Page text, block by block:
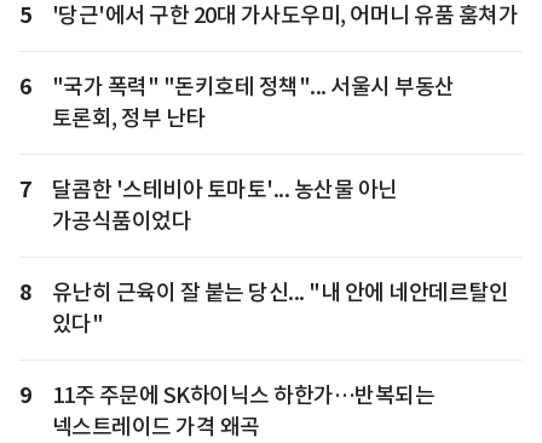
5 '당근'에서 구한 20대 가사도우미, 어머니 유품 훔쳐가
6
"국가 폭력" "돈키호테 정책"... 서울시 부동산
토론회, 정부 난타
7
달콤한 '스테비아 토마토'... 농산물 아닌
가공식품이었다
8
유난히 근육이 잘 붙는 당신... "내 안에 네안데르탈인
있다"
9
11주 주문에 SK하이닉스 하한가…반복되는
넥스트레이드 가격 왜곡